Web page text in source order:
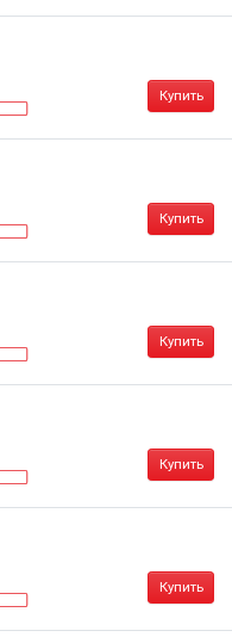
Купить
Купить
Купить
Купить
Купить